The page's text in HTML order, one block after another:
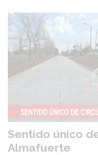
Sentido único
Almafuerte